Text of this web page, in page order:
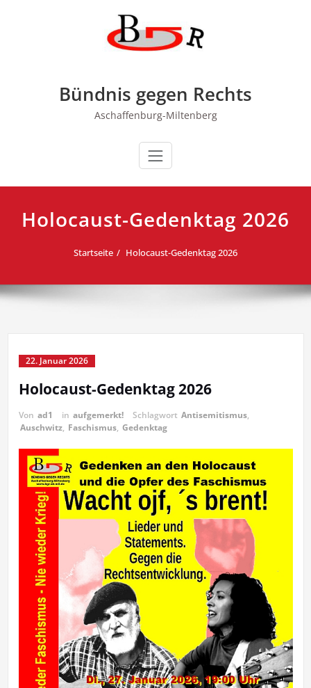
Bündnis gegen Rechts
Aschaffenburg-Miltenberg
Holocaust-Gedenktag 2026
Startseite Holocaust-Gedenktag 2026
22. Januar 2026
Holocaust-Gedenktag 2026
Von ad1 in aufgemerkt! Schlagwort Antisemitismus,
Auschwitz, Faschismus, Gedenktag